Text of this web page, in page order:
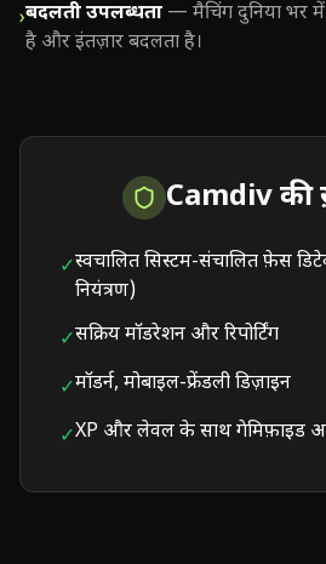
›बदलती उपलब्धता — मैचिंग दुनिया भर
है और इंतज़ार बदलता है।
Camdiv की
✓स्वचालित सिस्टम-संचालित फ़ेस
नियंत्रण)
✓सक्रिय मॉडरेशन और रिपोर्टिंग
✓मॉडर्न, मोबाइल-फ्रेंडली डिज़ाइन
✓XP और लेवल के साथ गेमिफ़ाइड